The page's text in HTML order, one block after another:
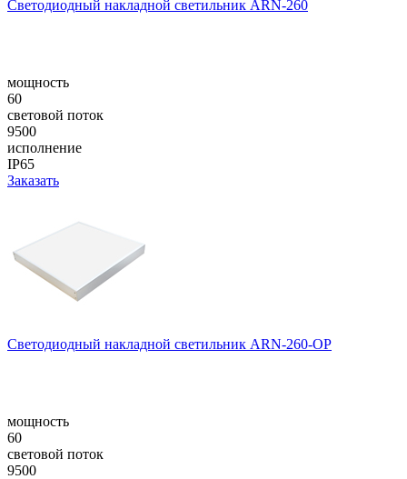
Светодиодный накладной светильник ARN-260
мощность
60
световой поток
9500
исполнение
IP65
Заказать
Светодиодный накладной светильник ARN-260-OP
мощность
60
световой поток
9500